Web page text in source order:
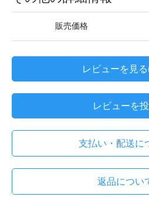
販売価格
レビューを見
レビューを
支払い・配送に
返品につい